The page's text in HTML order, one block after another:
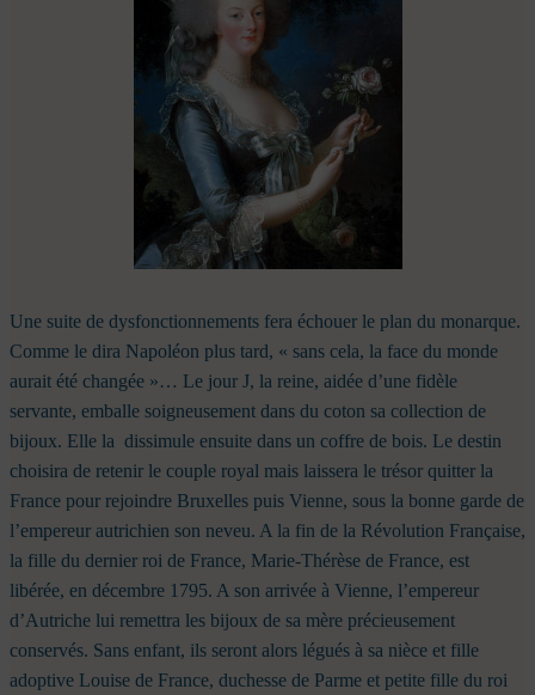
Une suite de dysfonctionnements fera échouer le plan du monarque.
Comme le dira Napoléon plus tard, « sans cela, la face du monde
aurait été changée »… Le jour J, la reine, aidée d’une fidèle
servante, emballe soigneusement dans du coton sa collection de
bijoux. Elle la dissimule ensuite dans un coffre de bois. Le destin
choisira de retenir le couple royal mais laissera le trésor quitter la
France pour rejoindre Bruxelles puis Vienne, sous la bonne garde de
l’empereur autrichien son neveu. A la fin de la Révolution Française,
la fille du dernier roi de France, Marie-Thérèse de France, est
libérée, en décembre 1795. A son arrivée à Vienne, l’empereur
d’Autriche lui remettra les bijoux de sa mère précieusement
conservés. Sans enfant, ils seront alors légués à sa nièce et fille
adoptive Louise de France, duchesse de Parme et petite fille du roi